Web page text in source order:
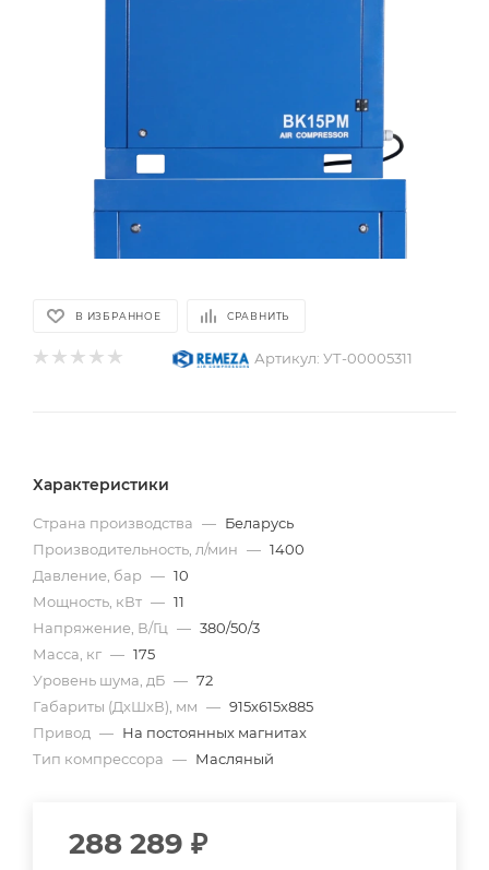
В ИЗБРАННОЕ СРАВНИТЬ
Артикул: УТ-00005311
Характеристики
Страна производства — Беларусь
Производительность, л/мин — 1400
Давление, бар — 10
Мощность, кВт — 11
Напряжение, В/Гц — 380/50/3
Масса, кг — 175
Уровень шума, дБ — 72
Габариты (ДхШхВ), мм — 915х615х885
Привод — На постоянных магнитах
Тип компрессора — Масляный
288 289 ₽